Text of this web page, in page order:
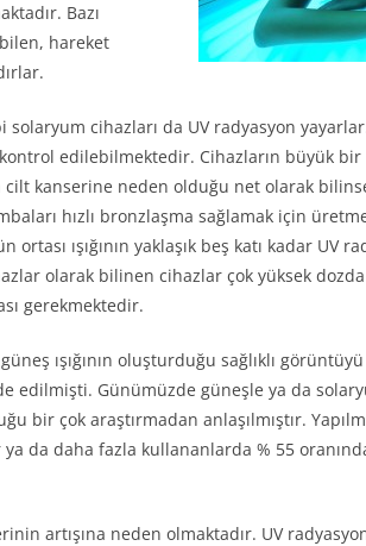
Bazı
hareket
solaryum cihazları da UV radyasyon
kontrol edilebilmektedir. Cihazların büyük bir
kanserine neden olduğu net olarak
hızlı bronzlaşma sağlamak için
ışığının yaklaşık beş katı kadar UV
olarak bilinen cihazlar çok yüksek dozda
gerekmektedir.
ışığının oluşturduğu sağlıklı
edilmişti. Günümüzde güneşle ya da
bir çok araştırmadan anlaşılmıştır.
da daha fazla kullananlarda % 55
artışına neden olmaktadır. UV